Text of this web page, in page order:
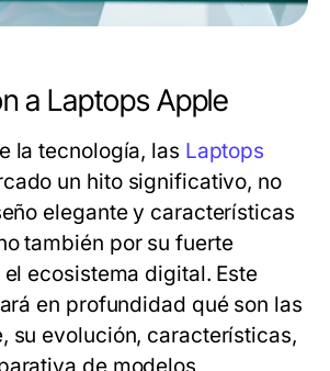
a Laptops Apple
la tecnología, las Laptops
un hito significativo, no
elegante y características
también por su fuerte
ecosistema digital. Este
en profundidad qué son las
su evolución, características,